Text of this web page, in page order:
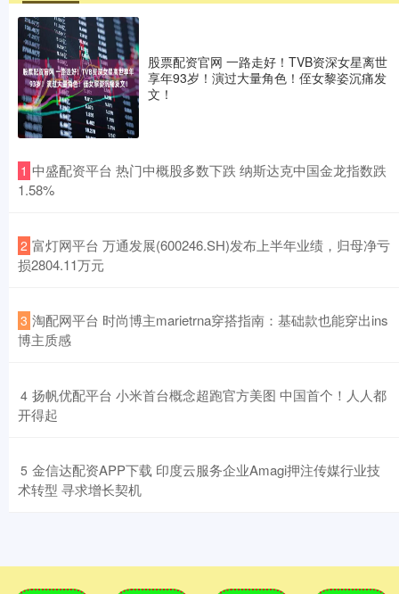
股票配资官网 一路走好！TVB资深女星离世
享年93岁！演过大量角色！侄女黎姿沉痛发
文！
1 ​中盛配资平台 热门中概股多数下跌 纳斯达克中国金龙指数跌
1.58%
2 ​富灯网平台 万通发展(600246.SH)发布上半年业绩，归母净亏
损2804.11万元
3 ​淘配网平台 时尚博主marietrna穿搭指南：基础款也能穿出ins
博主质感
4 ​扬帆优配平台 小米首台概念超跑官方美图 中国首个！人人都
开得起
5 ​金信达配资APP下载 印度云服务企业Amagi押注传媒行业技
术转型 寻求增长契机